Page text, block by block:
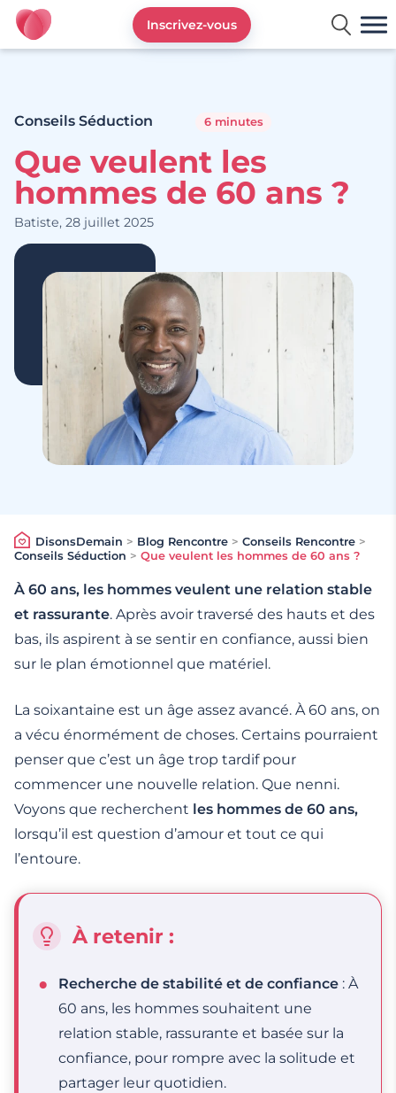
DisonsDemain.fr - Site de rencontres plus de 50 ans
Inscrivez-vous
Conseils Séduction 6 minutes
Que veulent les
hommes de 60 ans ?
Batiste, 28 juillet 2025
DisonsDemain > Blog Rencontre > Conseils Rencontre >
Conseils Séduction > Que veulent les hommes de 60 ans ?
À 60 ans, les hommes veulent une relation stable
et rassurante. Après avoir traversé des hauts et des
bas, ils aspirent à se sentir en confiance, aussi bien
sur le plan émotionnel que matériel.
La soixantaine est un âge assez avancé. À 60 ans, on
a vécu énormément de choses. Certains pourraient
penser que c’est un âge trop tardif pour
commencer une nouvelle relation. Que nenni.
Voyons que recherchent les hommes de 60 ans,
lorsqu’il est question d’amour et tout ce qui
l’entoure.
À retenir :
Recherche de stabilité et de confiance: À
60 ans, les hommes souhaitent une
relation stable, rassurante et basée sur la
confiance, pour rompre avec la solitude et
partager leur quotidien.